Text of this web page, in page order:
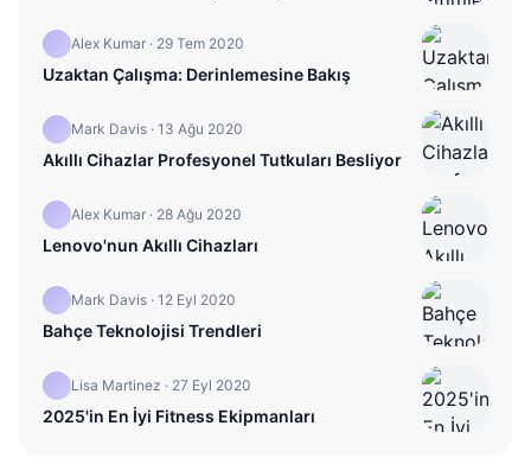
Alex Kumar · 29 Tem 2020
Uzaktan Çalışma: Derinlemesine Bakış
Mark Davis · 13 Ağu 2020
Akıllı Cihazlar Profesyonel Tutkuları Besliyor
Alex Kumar · 28 Ağu 2020
Lenovo'nun Akıllı Cihazları
Mark Davis · 12 Eyl 2020
Bahçe Teknolojisi Trendleri
Lisa Martinez · 27 Eyl 2020
2025'in En İyi Fitness Ekipmanları